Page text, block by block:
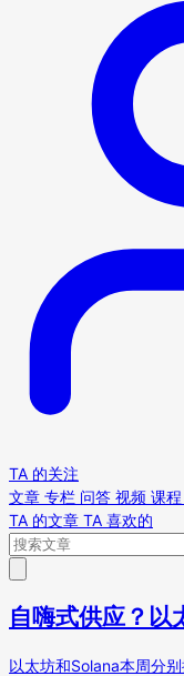
TA 的关注
文章 专栏 问答 视频 课程
TA 的文章 TA 喜欢的
自嗨式供应？以
以太坊和Solana本周分